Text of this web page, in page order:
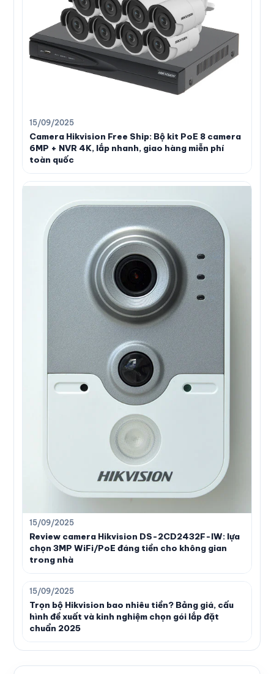
15/09/2025
Camera Hikvision Free Ship: Bộ kit PoE 8 camera
6MP + NVR 4K, lắp nhanh, giao hàng miễn phí
toàn quốc
15/09/2025
Review camera Hikvision DS-2CD2432F-IW: lựa
chọn 3MP WiFi/PoE đáng tiền cho không gian
trong nhà
15/09/2025
Trọn bộ Hikvision bao nhiêu tiền? Bảng giá, cấu
hình đề xuất và kinh nghiệm chọn gói lắp đặt
chuẩn 2025